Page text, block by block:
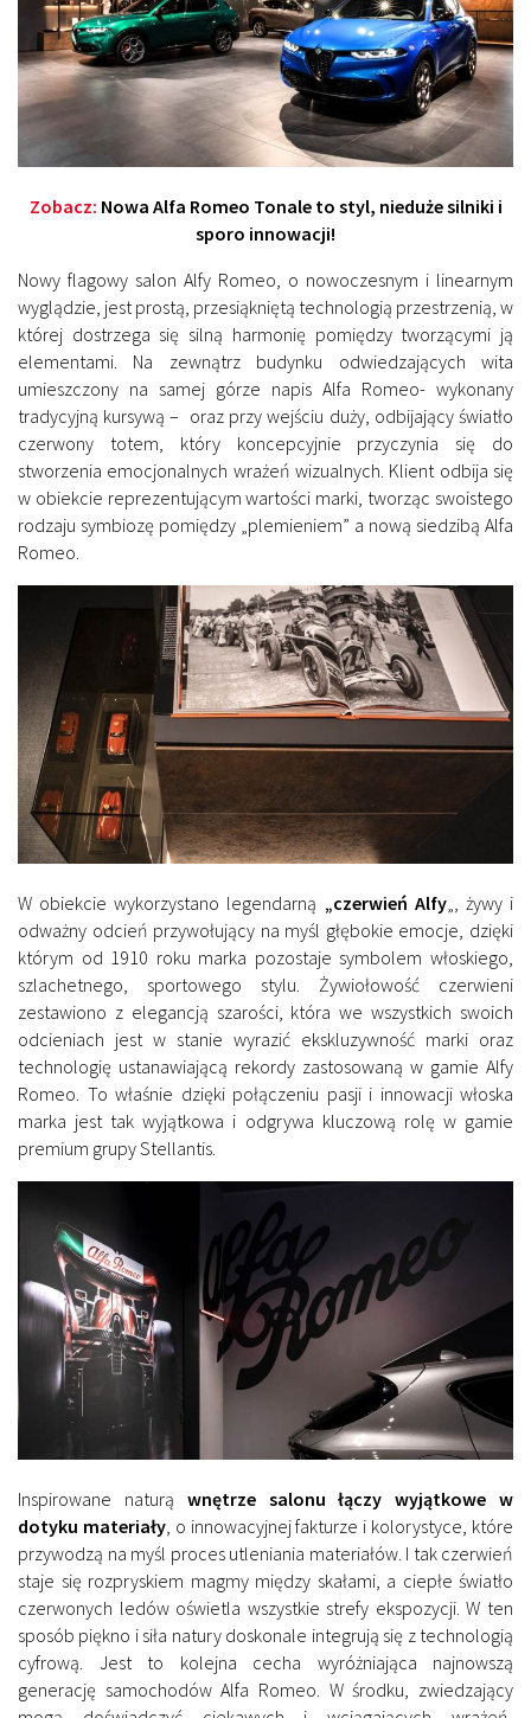
Zobacz: Nowa Alfa Romeo Tonale to styl, nieduże silniki i
sporo innowacji!
Nowy flagowy salon Alfy Romeo, o nowoczesnym i linearnym
wyglądzie, jest prostą, przesiąkniętą technologią przestrzenią, w
której dostrzega się silną harmonię pomiędzy tworzącymi ją
elementami. Na zewnątrz budynku odwiedzających wita
umieszczony na samej górze napis Alfa Romeo- wykonany
tradycyjną kursywą – oraz przy wejściu duży, odbijający światło
czerwony totem, który koncepcyjnie przyczynia się do
stworzenia emocjonalnych wrażeń wizualnych. Klient odbija się
w obiekcie reprezentującym wartości marki, tworząc swoistego
rodzaju symbiozę pomiędzy „plemieniem” a nową siedzibą Alfa
Romeo.
W obiekcie wykorzystano legendarną „czerwień Alfy„, żywy i
odważny odcień przywołujący na myśl głębokie emocje, dzięki
którym od 1910 roku marka pozostaje symbolem włoskiego,
szlachetnego, sportowego stylu. Żywiołowość czerwieni
zestawiono z elegancją szarości, która we wszystkich swoich
odcieniach jest w stanie wyrazić ekskluzywność marki oraz
technologię ustanawiającą rekordy zastosowaną w gamie Alfy
Romeo. To właśnie dzięki połączeniu pasji i innowacji włoska
marka jest tak wyjątkowa i odgrywa kluczową rolę w gamie
premium grupy Stellantis.
Inspirowane naturą wnętrze salonu łączy wyjątkowe w
dotyku materiały, o innowacyjnej fakturze i kolorystyce, które
przywodzą na myśl proces utleniania materiałów. I tak czerwień
staje się rozpryskiem magmy między skałami, a ciepłe światło
czerwonych ledów oświetla wszystkie strefy ekspozycji. W ten
sposób piękno i siła natury doskonale integrują się z technologią
cyfrową. Jest to kolejna cecha wyróżniająca najnowszą
generację samochodów Alfa Romeo. W środku, zwiedzający